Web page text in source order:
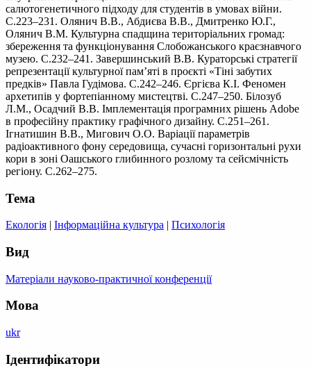
салютогенетичного підходу для студентів в умовах війни.
С.223–231. Олянич В.В., Абдиєва В.В., Дмитренко Ю.Г.,
Олянич В.М. Культурна спадщина територіальних громад:
збереження та функціонування Слобожанського краєзнавчого
музею. С.232–241. Завершинський В.В. Кураторські стратегії
репрезентації культурної пам’яті в проєкті «Тіні забутих
предків» Павла Гудімова. С.242–246. Єргієва К.І. Феномен
архетипів у фортепіанному мистецтві. С.247–250. Білозуб
Л.М., Осадчий В.В. Імплементація програмних рішень Adobe
в професійну практику графічного дизайну. С.251–261.
Ігнатишин В.В., Мигович О.О. Варіації параметрів
радіоактивного фону середовища, сучасні горизонтальні рухи
кори в зоні Оашського глибинного розлому та сейсмічність
регіону. С.262–275.
Тема
Екологія | Інформаційна культура | Психологія
Вид
Матеріали науково-практичної конференції
Мова
ukr
Ідентифікатори